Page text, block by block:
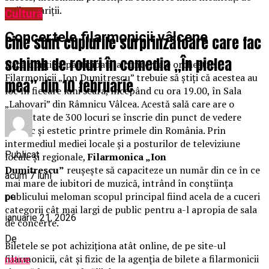
noile apariții.
Concertele filarmonicii vâlcene
Dacă doriţi să participaţi la concertele orchestrei
Filarmonicii „Ion Dumitrescu” trebuie să ştiţi că acestea au
loc în fiecare luni seara, începând cu ora 19.00, în Sala
„Lahovari” din Râmnicu Vâlcea. Acestă sală care are o
capacitate de 300 locuri se înscrie din punct de vedere
acustic şi estetic printre primele din România. Prin
intermediul mediei locale şi a posturilor de televiziune
locale şi regionale,Filarmonica „Ion
Dumitrescu” reuşeşte să capaciteze un număr din ce în ce
mai mare de iubitori de muzică, intrând în conştiinţa
publicului meloman scopul principal fiind acela de a cuceri
categorii cât mai largi de public pentru a-l apropia de sala
de concerte.
Biletele se pot achiziţiona atât online, de pe site-ul
filarmonicii, cât şi fizic de la agenția de bilete a filarmonicii
Cultură
Cine sunt cuplurile surprinzătoare care fac
schimb de roluri în comedia „În pielea
mea” din 10 februarie
Publicat
acum 7 luni
pe
ianuarie 21, 2026
De
native